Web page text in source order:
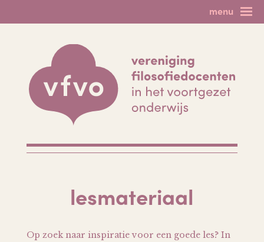
to
menu
nieuws & agenda
spinoza!
lesmateriaal
filosofie op het vmbo
minicolleges
forum
meer filosofie
leden login
uitloggen
lesmateriaal
Op zoek naar inspiratie voor een goede les? In